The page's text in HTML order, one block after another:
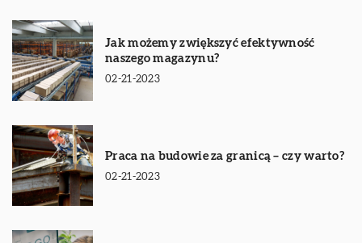
Jak możemy zwiększyć efektywność
naszego magazynu?
02-21-2023
Praca na budowie za granicą – czy warto?
02-21-2023